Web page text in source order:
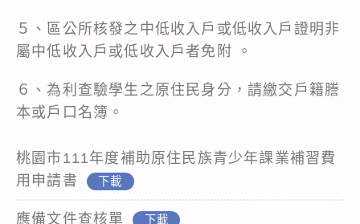
５、區公所核發之中低收入戶或低收入戶證明非
屬中低收入戶或低收入戶者免附 。
６、為利查驗學生之原住民身分，請繳交戶籍謄
本或戶口名簿。
桃園市111年度補助原住民族青少年課業補習費
用申請書
下載
應備文件查核單 下載